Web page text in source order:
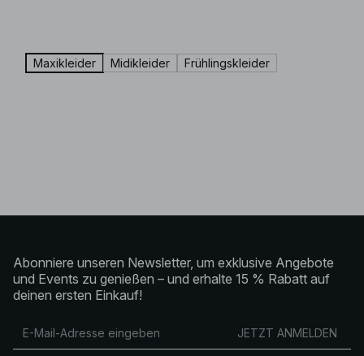
Maxikleider Midikleider Frühlingskleider
Abonniere unseren Newsletter, um exklusive Angebote
und Events zu genießen – und erhalte 15 % Rabatt auf
deinen ersten Einkauf!
JETZT ANMELDEN